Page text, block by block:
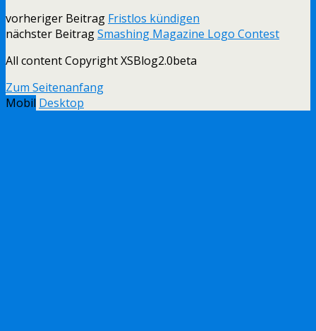
vorheriger Beitrag Fristlos kündigen
nächster BeitragSmashing Magazine Logo Contest
All content Copyright XSBlog2.0beta
Zum Seitenanfang
Mobil Desktop